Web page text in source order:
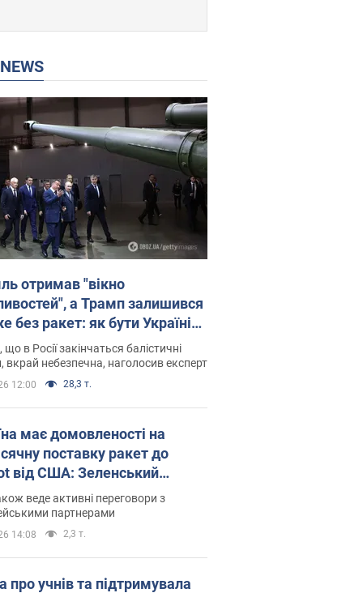
NEWS
отримав "вікно
а Трамп залишився
без ракет: як бути Україні?
з Мельником
в Росії закінчаться балістичні
вкрай небезпечна, наголосив експерт
12:00 28,3 т.
має домовленості на
поставку ракет до
від США: Зеленський
подробиці
веде активні переговори з
партнерами
14:08 2,3 т.
про учнів та підтримувала